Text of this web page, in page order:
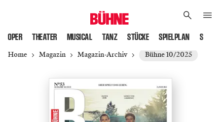
OPER THEATER MUSICAL TANZ STÜCKE SPIELPLAN
Home Magazin Magazin-Archiv Bühne 10/2025